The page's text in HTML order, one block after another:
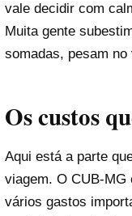
vale decidir com
Muita gente
somadas, pesam no
Os custos
Aqui está a parte
viagem. O CUB-MG
vários gastos